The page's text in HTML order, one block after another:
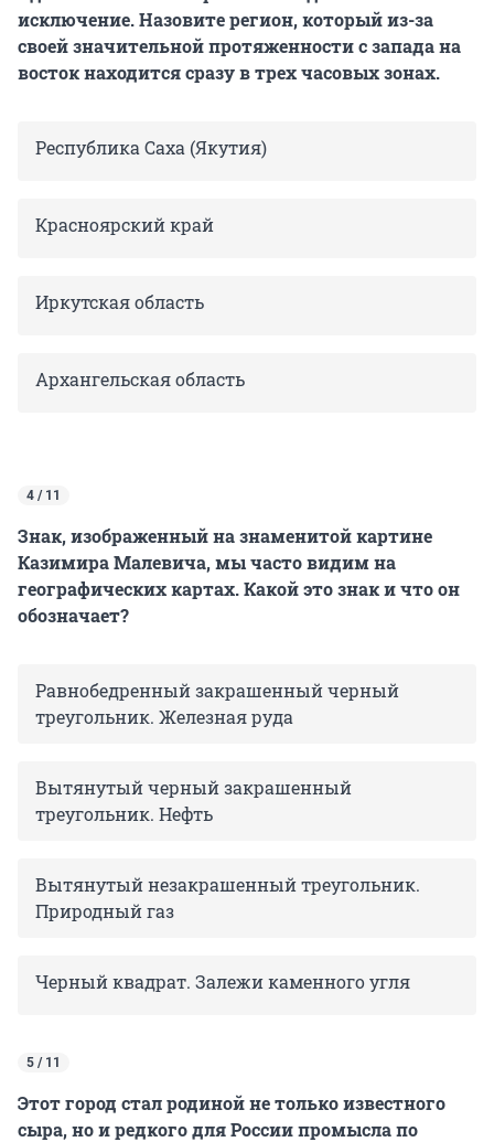
исключение. Назовите регион, который из-за
своей значительной протяженности с запада на
восток находится сразу в трех часовых зонах.
Республика Саха (Якутия)
Красноярский край
Иркутская область
Архангельская область
4 / 11
Знак, изображенный на знаменитой картине
Казимира Малевича, мы часто видим на
географических картах. Какой это знак и что он
обозначает?
Равнобедренный закрашенный черный
треугольник. Железная руда
Вытянутый черный закрашенный
треугольник. Нефть
Вытянутый незакрашенный треугольник.
Природный газ
Черный квадрат. Залежи каменного угля
5 / 11
Этот город стал родиной не только известного
сыра, но и редкого для России промысла по